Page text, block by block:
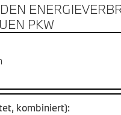
PKW
kombiniert):